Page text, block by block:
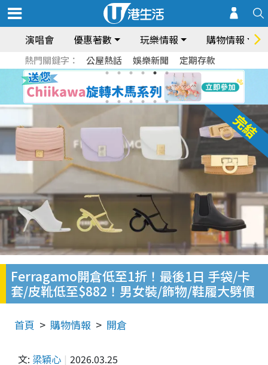
演唱會 優惠著數 玩樂情報 購物情報
熱門關鍵字： 公屋熱話 娛樂新聞 定期存款
Ferragamo開倉低至1折！最後1日 手袋/卡
套/皮靴低至$882！男女裝/飾物/鞋履大劈價
首頁 購物情報 開倉
文: 梁穎心 2026.03.25